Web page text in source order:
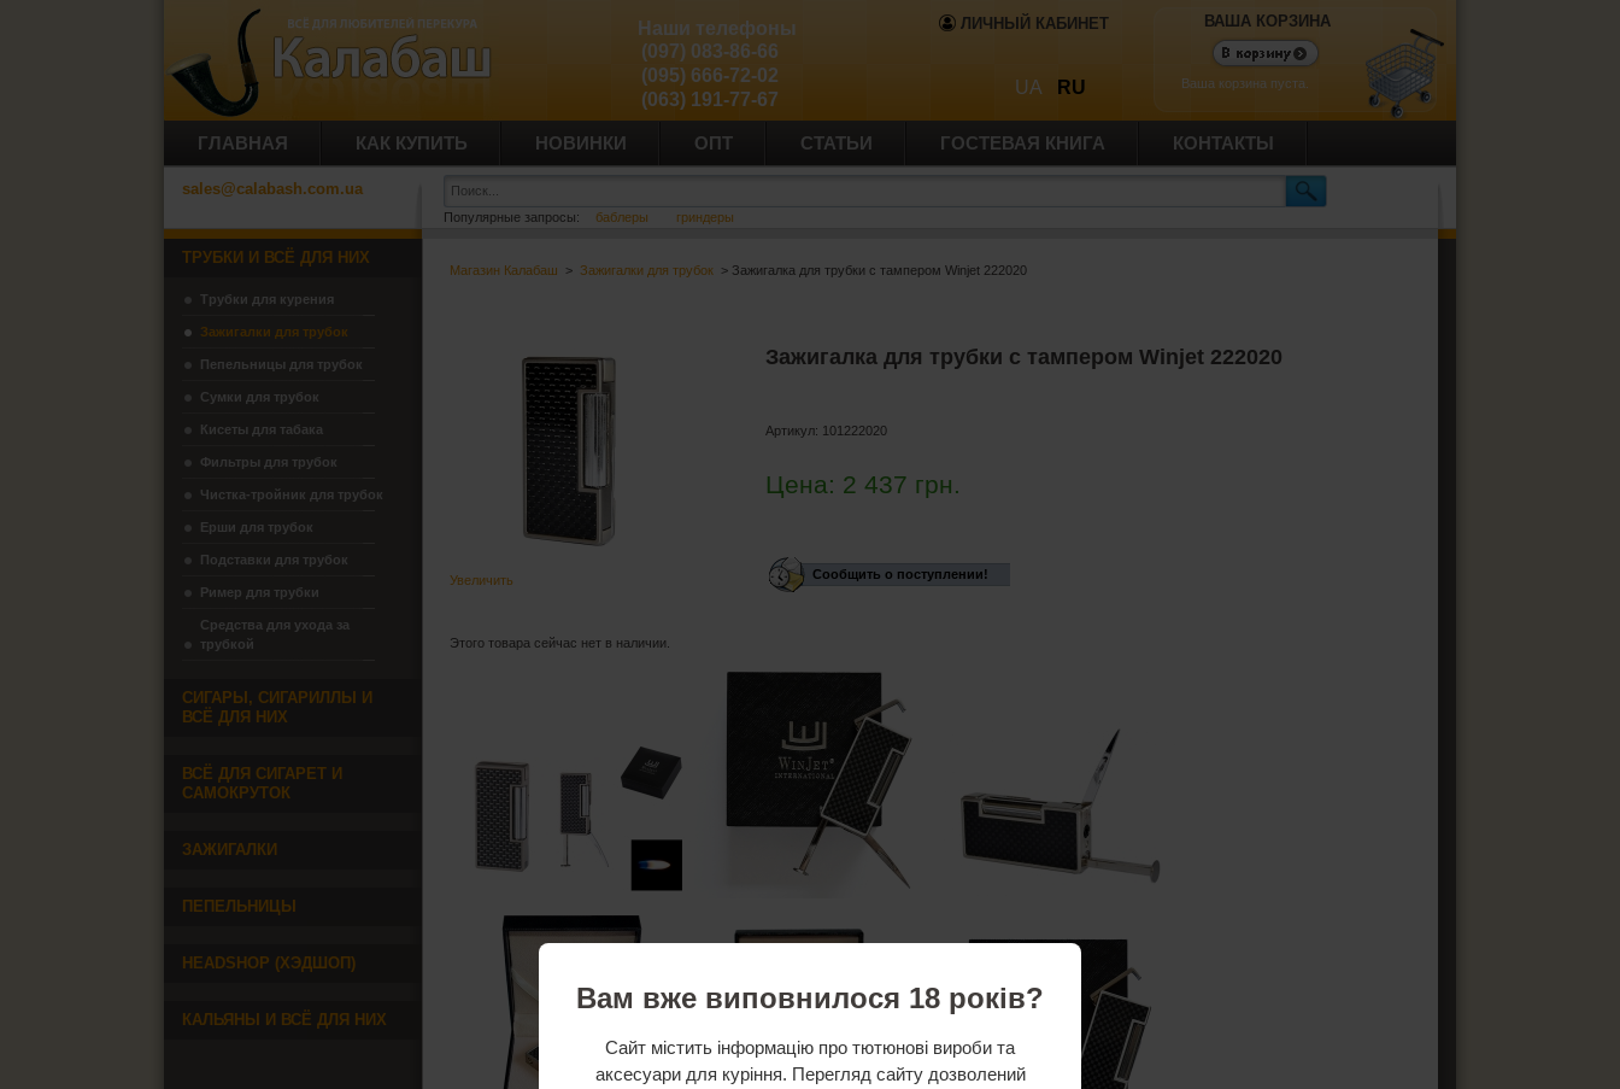
ЛИЧНЫЙ КАБИНЕТ
UA RU
Наши телефоны
(097) 083-86-66
(095) 666-72-02
(063) 191-77-67
ВАША КОРЗИНА
Ваша корзина пуста.
ГЛАВНАЯ КАК КУПИТЬ НОВИНКИ ОПТ СТАТЬИ ГОСТЕВАЯ КНИГА КОНТАКТЫ
sales@calabash.com.ua
Популярные запросы: баблеры гриндеры
Магазин Калабаш > Зажигалки для трубок > Зажигалка для трубки с тампером Winjet 222020
Увеличить
Зажигалка для трубки с тампером Winjet 222020
Артикул: 101222020
Цена: 2 437 грн.
Сообщить о поступлении!
Этого товара сейчас нет в наличии.
ТРУБКИ И ВСЁ ДЛЯ НИХ
Трубки для курения
Зажигалки для трубок
Пепельницы для трубок
Сумки для трубок
Кисеты для табака
Фильтры для трубок
Чистка-тройник для трубок
Ерши для трубок
Подставки для трубок
Ример для трубки
Средства для ухода за
трубкой
СИГАРЫ, СИГАРИЛЛЫ И
ВСЁ ДЛЯ НИХ
ВСЁ ДЛЯ СИГАРЕТ И
САМОКРУТОК
ЗАЖИГАЛКИ
ПЕПЕЛЬНИЦЫ
HEADSHOP (ХЭДШОП)
КАЛЬЯНЫ И ВСЁ ДЛЯ НИХ
Вам вже виповнилося 18 років?
Сайт містить інформацію про тютюнові вироби та
аксесуари для куріння. Перегляд сайту дозволений